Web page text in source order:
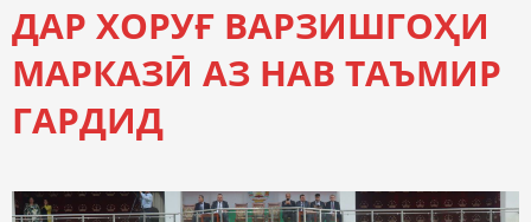
ДАР ХОРУҒ ВАРЗИШГОҲИ
МАРКАЗӢ АЗ НАВ ТАЪМИР
ГАРДИД